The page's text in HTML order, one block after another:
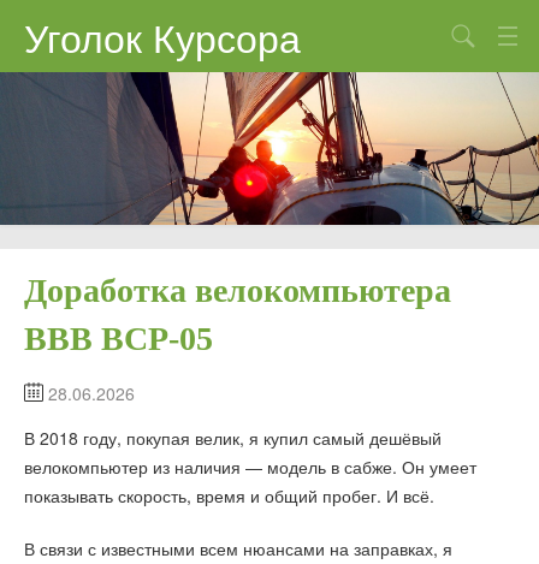
Уголок Курсора
Красноглазие
Сети
Поиск
Доработка велокомпьютера
BBB BCP-05
28.06.2026
В 2018 году, покупая велик, я купил самый дешёвый
велокомпьютер из наличия — модель в сабже. Он умеет
показывать скорость, время и общий пробег. И всё.
В связи с известными всем нюансами на заправках, я